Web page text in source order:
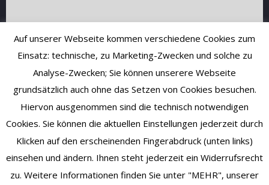
Auf unserer Webseite kommen verschiedene Cookies zum
Einsatz: technische, zu Marketing-Zwecken und solche zu
Analyse-Zwecken; Sie können unserere Webseite
grundsätzlich auch ohne das Setzen von Cookies besuchen.
Hiervon ausgenommen sind die technisch notwendigen
Cookies. Sie können die aktuellen Einstellungen jederzeit durch
Klicken auf den erscheinenden Fingerabdruck (unten links)
einsehen und ändern. Ihnen steht jederzeit ein Widerrufsrecht
zu. Weitere Informationen finden Sie unter "MEHR", unserer